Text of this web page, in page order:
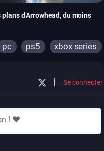
d’Arrowhead, du moins
pc ps5 xbox series
Se connecter